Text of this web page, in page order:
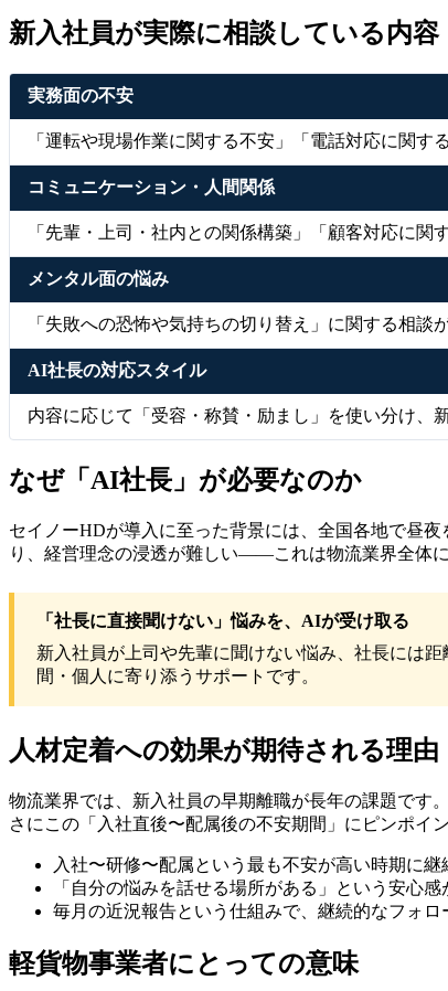
新入社員が実際に相談している内容
実務面の不安
「運転や現場作業に関する不安」「電話対応に関
コミュニケーション・人間関係
「先輩・上司・社内との関係構築」「顧客対応に
メンタル面の悩み
「失敗への恐怖や気持ちの切り替え」に関する相
AI社長の対応スタイル
内容に応じて「受容・称賛・励まし」を使い分け、
なぜ「AI社長」が必要なのか
セイノーHDが導入に至った背景には、全国各地で昼
り、経営理念の浸透が難しい——これは物流業界全体に
「社長に直接聞けない」悩みを、AIが受け取る
新入社員が上司や先輩に聞けない悩み、社長には
間・個人に寄り添うサポートです。
人材定着への効果が期待される理由
物流業界では、新入社員の早期離職が長年の課題です
さにこの「入社直後〜配属後の不安期間」にピンポイ
入社〜研修〜配属という最も不安が高い時期に
「自分の悩みを話せる場所がある」という安心
毎月の近況報告という仕組みで、継続的なフォロ
軽貨物事業者にとっての意味